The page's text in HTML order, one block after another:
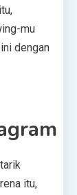
mu
dengan
itu,